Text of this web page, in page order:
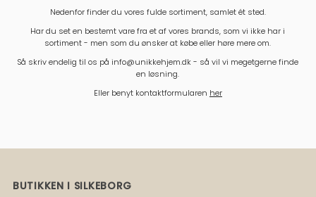
Nedenfor finder du vores fulde sortiment, samlet ét sted.
Har du set en bestemt vare fra et af vores brands, som vi ikke har i
sortiment - men som du ønsker at købe eller høre mere om.
Så skriv endelig til os på info@unikkehjem.dk - så vil vi megetgerne finde
en løsning.
Eller benyt kontaktformularen her
BUTIKKEN I SILKEBORG